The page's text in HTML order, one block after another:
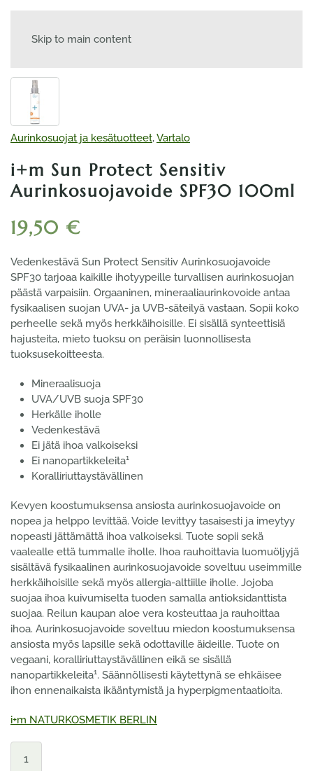
Skip to main content
Aurinkosuojat ja kesätuotteet,Vartalo
i+m Sun Protect Sensitiv
Aurinkosuojavoide SPF30 100ml
19,50 €
Vedenkestävä Sun Protect Sensitiv Aurinkosuojavoide
SPF30 tarjoaa kaikille ihotyypeille turvallisen aurinkosuojan
päästä varpaisiin. Orgaaninen, mineraaliaurinkovoide antaa
fysikaalisen suojan UVA- ja UVB-säteilyä vastaan. Sopii koko
perheelle sekä myös herkkäihoisille. Ei sisällä synteettisiä
hajusteita, mieto tuoksu on peräisin luonnollisesta
tuoksusekoitteesta.
Mineraalisuoja
UVA/UVB suoja SPF30
Herkälle iholle
Vedenkestävä
Ei jätä ihoa valkoiseksi
Ei nanopartikkeleita1
Koralliriuttaystävällinen
Kevyen koostumuksensa ansiosta aurinkosuojavoide on
nopea ja helppo levittää. Voide levittyy tasaisesti ja imeytyy
nopeasti jättämättä ihoa valkoiseksi. Tuote sopii sekä
vaalealle että tummalle iholle. Ihoa rauhoittavia luomuöljyjä
sisältävä fysikaalinen aurinkosuojavoide soveltuu useimmille
herkkäihoisille sekä myös allergia-alttiille iholle. Jojoba
suojaa ihoa kuivumiselta tuoden samalla antioksidanttista
suojaa. Reilun kaupan aloe vera kosteuttaa ja rauhoittaa
ihoa. Aurinkosuojavoide soveltuu miedon koostumuksensa
ansiosta myös lapsille sekä odottaville äideille. Tuote on
vegaani, koralliriuttaystävällinen eikä se sisällä
nanopartikkeleita1. Säännöllisesti käytettynä se ehkäisee
ihon ennenaikaista ikääntymistä ja hyperpigmentaatioita.
i+m NATURKOSMETIK BERLIN
Sun